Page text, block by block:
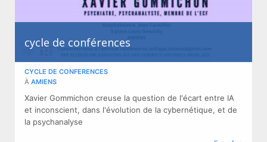
cycle de conférences
CYCLE DE CONFERENCES
À AMIENS
Xavier Gommichon creuse la question de l'écart entre IA
et inconscient, dans l'évolution de la cybernétique, et de
la psychanalyse